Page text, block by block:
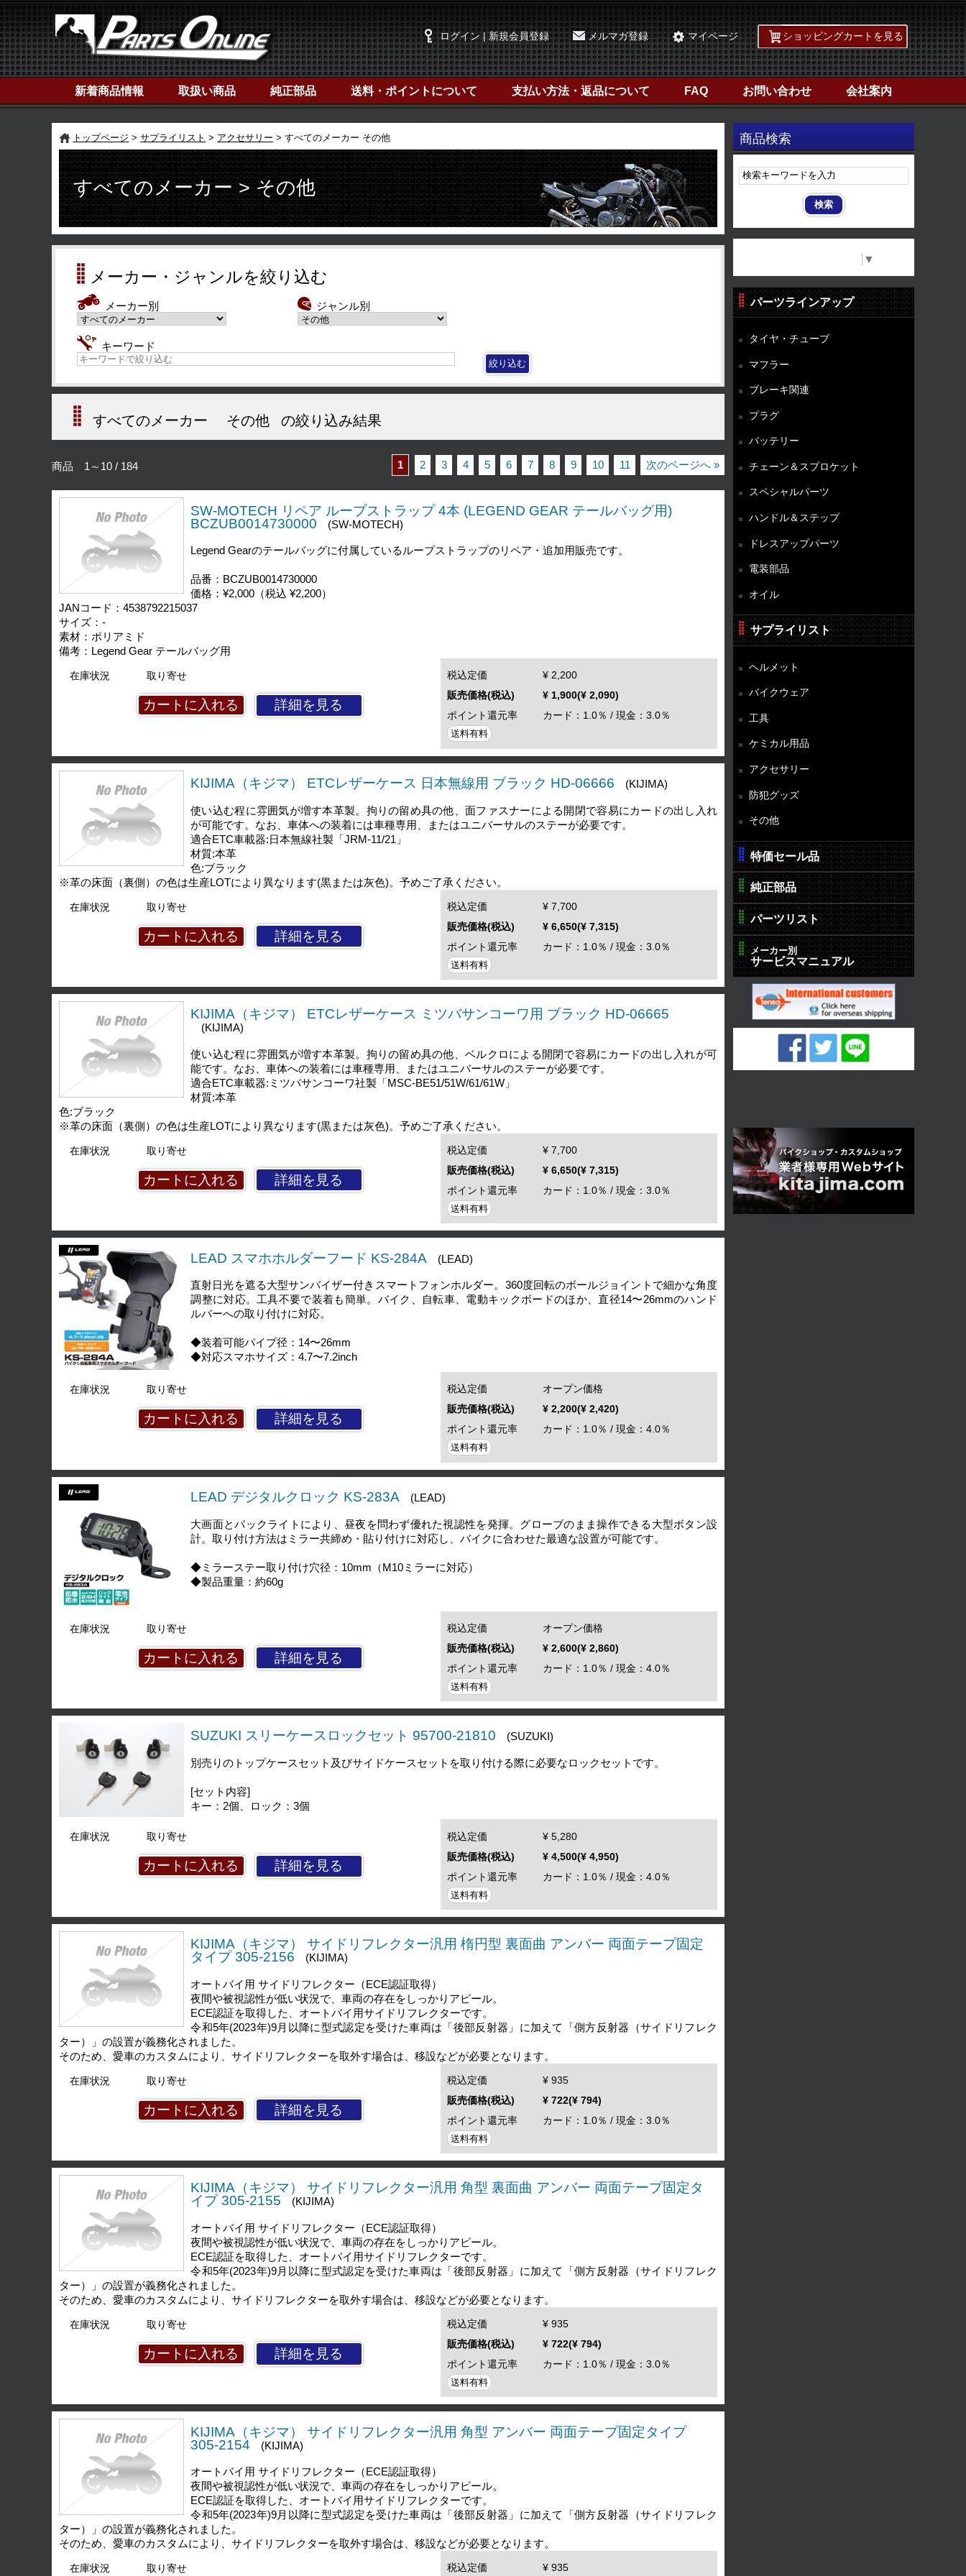
ログイン | 新規会員登録 メルマガ登録 マイページ ショッピングカートを見る
新着商品情報 取扱い商品 純正部品 送料・ポイントについて 支払い方法・返品について FAQ お問い合わせ 会社案内
商品検索
▼
トップページ サプライリスト アクセサリー すべてのメーカー その他
すべてのメーカー > その他
メーカー・ジャンルを絞り込む
メーカー別 ジャンル別
キーワード
すべてのメーカー その他 の絞り込み結果
商品 1～10 / 184 1 2 3 4 5 6 7 8 9 10 11 次のページへ »
SW-MOTECH リペア ループストラップ 4本 (LEGEND GEAR テールバッグ用)
BCZUB0014730000
(SW-MOTECH)
Legend Gearのテールバッグに付属しているループストラップのリペア・追加用販売です。
品番：BCZUB0014730000
価格：¥2,000（税込 ¥2,200）
JANコード：4538792215037
サイズ：-
素材：ポリアミド
備考：Legend Gear テールバッグ用
在庫状況 取り寄せ
詳細を見る
税込定価
¥ 2,200
販売価格(税込)
¥ 1,900(¥ 2,090)
ポイント還元率
カード：1.0％ / 現金：3.0％
送料有料
KIJIMA（キジマ） ETCレザーケース 日本無線用 ブラック HD-06666 (KIJIMA)
使い込む程に雰囲気が増す本革製。拘りの留め具の他、面ファスナーによる開閉で容易にカードの出し入れ
が可能です。なお、車体への装着には車種専用、またはユニバーサルのステーが必要です。
適合ETC車載器:日本無線社製「JRM-11/21」
材質:本革
色:ブラック
※革の床面（裏側）の色は生産LOTにより異なります(黒または灰色)。予めご了承ください。
在庫状況 取り寄せ
詳細を見る
税込定価
¥ 7,700
販売価格(税込)
¥ 6,650(¥ 7,315)
ポイント還元率
カード：1.0％ / 現金：3.0％
送料有料
KIJIMA（キジマ） ETCレザーケース ミツバサンコーワ用 ブラック HD-06665
(KIJIMA)
使い込む程に雰囲気が増す本革製。拘りの留め具の他、ベルクロによる開閉で容易にカードの出し入れが可
能です。なお、車体への装着には車種専用、またはユニバーサルのステーが必要です。
適合ETC車載器:ミツバサンコーワ社製「MSC-BE51/51W/61/61W」
材質:本革
色:ブラック
※革の床面（裏側）の色は生産LOTにより異なります(黒または灰色)。予めご了承ください。
在庫状況 取り寄せ
詳細を見る
税込定価
¥ 7,700
販売価格(税込)
¥ 6,650(¥ 7,315)
ポイント還元率
カード：1.0％ / 現金：3.0％
送料有料
LEAD スマホホルダーフード KS-284A (LEAD)
直射日光を遮る大型サンバイザー付きスマートフォンホルダー。360度回転のボールジョイントで細かな角度
調整に対応。工具不要で装着も簡単。バイク、自転車、電動キックボードのほか、直径14〜26mmのハンド
ルバーへの取り付けに対応。
◆装着可能パイプ径：14〜26mm
◆対応スマホサイズ：4.7〜7.2inch
在庫状況 取り寄せ
詳細を見る
税込定価
オープン価格
販売価格(税込)
¥ 2,200(¥ 2,420)
ポイント還元率
カード：1.0％ / 現金：4.0％
送料有料
LEAD デジタルクロック KS-283A (LEAD)
大画面とバックライトにより、昼夜を問わず優れた視認性を発揮。グローブのまま操作できる大型ボタン設
計。取り付け方法はミラー共締め・貼り付けに対応し、バイクに合わせた最適な設置が可能です。
◆ミラーステー取り付け穴径：10mm（M10ミラーに対応）
◆製品重量：約60g
在庫状況 取り寄せ
詳細を見る
税込定価
オープン価格
販売価格(税込)
¥ 2,600(¥ 2,860)
ポイント還元率
カード：1.0％ / 現金：4.0％
送料有料
SUZUKI スリーケースロックセット 95700-21810 (SUZUKI)
別売りのトップケースセット及びサイドケースセットを取り付ける際に必要なロックセットです。
[セット内容]
キー：2個、ロック：3個
在庫状況 取り寄せ
詳細を見る
税込定価
¥ 5,280
販売価格(税込)
¥ 4,500(¥ 4,950)
ポイント還元率
カード：1.0％ / 現金：4.0％
送料有料
KIJIMA（キジマ） サイドリフレクター汎用 楕円型 裏面曲 アンバー 両面テープ固定
タイプ 305-2156
(KIJIMA)
オートバイ用 サイドリフレクター（ECE認証取得）
夜間や被視認性が低い状況で、車両の存在をしっかりアピール。
ECE認証を取得した、オートバイ用サイドリフレクターです。
令和5年(2023年)9月以降に型式認定を受けた車両は「後部反射器」に加えて「側方反射器（サイドリフレク
ター）」の設置が義務化されました。
そのため、愛車のカスタムにより、サイドリフレクターを取外す場合は、移設などが必要となります。
在庫状況 取り寄せ
詳細を見る
税込定価
¥ 935
販売価格(税込)
¥ 722(¥ 794)
ポイント還元率
カード：1.0％ / 現金：3.0％
送料有料
KIJIMA（キジマ） サイドリフレクター汎用 角型 裏面曲 アンバー 両面テープ固定タ
イプ 305-2155
(KIJIMA)
オートバイ用 サイドリフレクター（ECE認証取得）
夜間や被視認性が低い状況で、車両の存在をしっかりアピール。
ECE認証を取得した、オートバイ用サイドリフレクターです。
令和5年(2023年)9月以降に型式認定を受けた車両は「後部反射器」に加えて「側方反射器（サイドリフレク
ター）」の設置が義務化されました。
そのため、愛車のカスタムにより、サイドリフレクターを取外す場合は、移設などが必要となります。
在庫状況 取り寄せ
詳細を見る
税込定価
¥ 935
販売価格(税込)
¥ 722(¥ 794)
ポイント還元率
カード：1.0％ / 現金：3.0％
送料有料
KIJIMA（キジマ） サイドリフレクター汎用 角型 アンバー 両面テープ固定タイプ
305-2154
(KIJIMA)
オートバイ用 サイドリフレクター（ECE認証取得）
夜間や被視認性が低い状況で、車両の存在をしっかりアピール。
ECE認証を取得した、オートバイ用サイドリフレクターです。
令和5年(2023年)9月以降に型式認定を受けた車両は「後部反射器」に加えて「側方反射器（サイドリフレク
ター）」の設置が義務化されました。
そのため、愛車のカスタムにより、サイドリフレクターを取外す場合は、移設などが必要となります。
在庫状況 取り寄せ 税込定価 ¥ 935
パーツラインアップ
タイヤ・チューブ
マフラー
ブレーキ関連
プラグ
バッテリー
チェーン＆スプロケット
スペシャルパーツ
ハンドル＆ステップ
ドレスアップパーツ
電装部品
オイル
サプライリスト
ヘルメット
バイクウェア
工具
ケミカル用品
アクセサリー
防犯グッズ
その他
特価セール品
純正部品
パーツリスト
メーカー別
サービスマニュアル